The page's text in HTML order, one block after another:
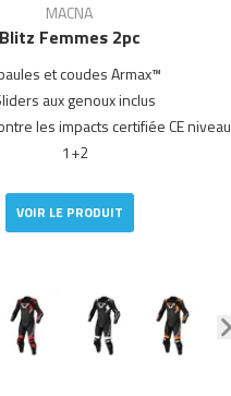
MACNA
Blitz Femmes 2pc
et coudes Armax™
aux genoux inclus
les impacts certifiée CE niveau
1+2
VOIR LE PRODUIT